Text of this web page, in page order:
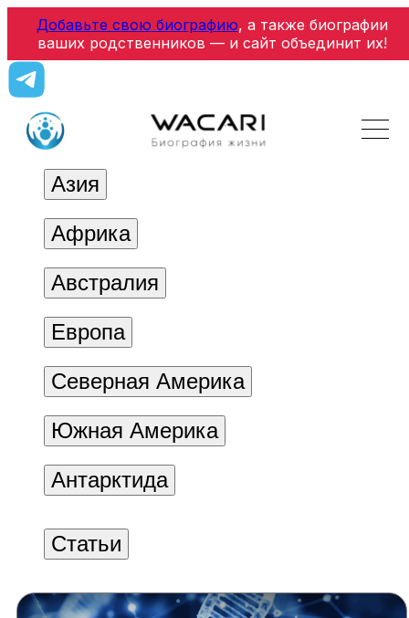
Добавьте свою биографию, а также биографии
ваших родственников — и сайт объединит их!
Азия
Африка
Австралия
Европа
Северная Америка
Южная Америка
Антарктида
Статьи